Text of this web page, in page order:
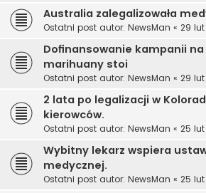
Australia zalegalizowała
Ostatni post autor: NewsMan « 29 lut
Dofinansowanie kampanii
marihuany stoi
Ostatni post autor: NewsMan « 29 lut
2 lata po legalizacji w
kierowców.
Ostatni post autor: NewsMan « 25 lut
Wybitny lekarz wspiera
medycznej.
Ostatni post autor: NewsMan « 25 lut